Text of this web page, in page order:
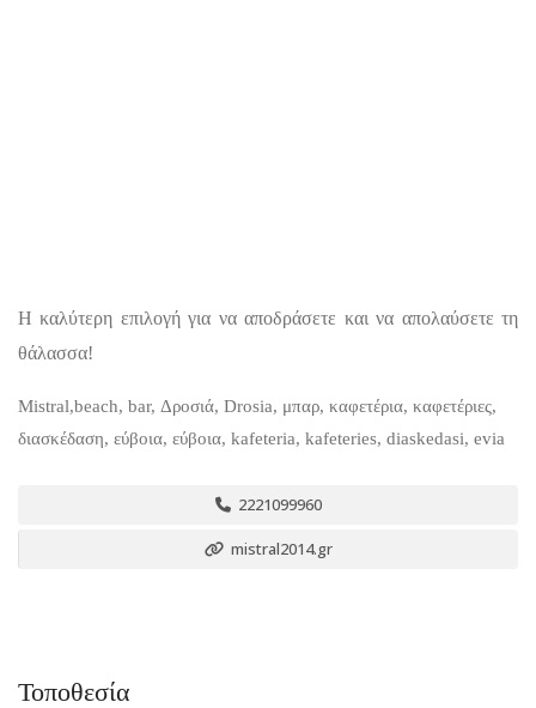
Η καλύτερη επιλογή για να αποδράσετε και να απολαύσετε τη
θάλασσα!
Mistral,beach, bar, Δροσιά, Drosia, μπαρ, καφετέρια, καφετέριες,
διασκέδαση, εύβοια, εύβοια, kafeteria, kafeteries, diaskedasi, evia
2221099960
mistral2014.gr
Τοποθεσία